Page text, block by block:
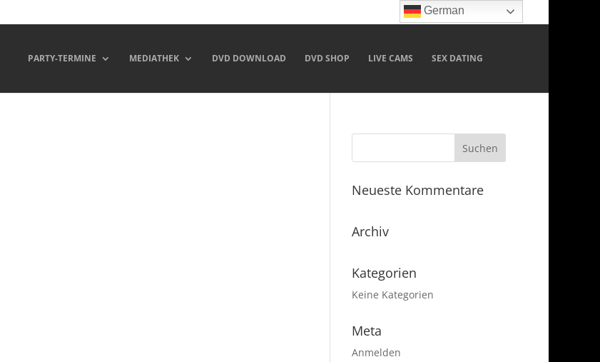
PARTY-TERMINE MEDIATHEK DVD DOWNLOAD DVD SHOP LIVE CAMS SEX DATING
Neueste Kommentare
Archiv
Kategorien
Keine Kategorien
Meta
Anmelden
German